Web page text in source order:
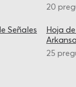
20
Señales
Hoja
25